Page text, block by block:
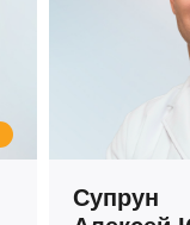
Супрун